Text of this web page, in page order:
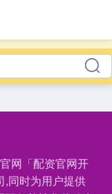
网「配资官网开
,同时为用户提供